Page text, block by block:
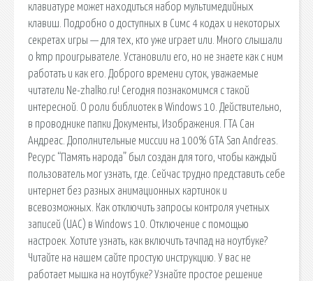
клавиатуре может находиться набор мультимедийных
клавиш. Подробно о доступных в Симс 4 кодах и некоторых
секретах игры — для тех, кто уже играет или. Много слышали
о kmp проигрывателе. Установили его, но не знаете как с ним
работать и как его. Доброго времени суток, уважаемые
читатели Ne-zhalko.ru! Сегодня познакомимся с такой
интересной. О роли библиотек в Windows 10. Действительно,
в проводнике папки Документы, Изображения. ГТА Сан
Андреас. Дополнительные миссии на 100% GTA San Andreas.
Ресурс “Память народа” был создан для того, чтобы каждый
пользователь мог узнать, где. Сейчас трудно представить себе
интернет без разных анимационных картинок и
всевозможных. Как отключить запросы контроля учетных
записей (UAC) в Windows 10. Отключение с помощью
настроек. Хотите узнать, как включить тачпад на ноутбуке?
Читайте на нашем сайте простую инструкцию. У вас не
работает мышка на ноутбуке? Узнайте простое решение